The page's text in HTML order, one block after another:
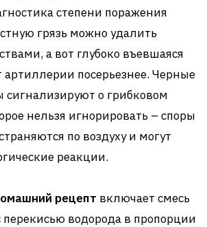
степени поражения
грязь можно удалить
а вот глубоко въевшаяся
артиллерии посерьезнее. Черные
сигнализируют о грибковом
нельзя игнорировать – споры
по воздуху и могут
реакции.
рецепт включает смесь
водорода в пропорции